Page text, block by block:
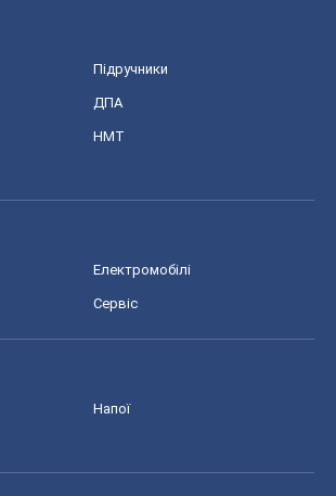
Підручники
ДПА
НМТ
Електромобілі
Сервіс
Напої